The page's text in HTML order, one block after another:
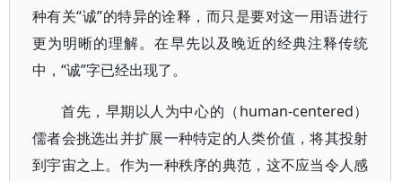
种有关“诚”的特异的诠释，而只是要对这一用语进行
更为明晰的理解。在早先以及晚近的经典注释传统
中，“诚”字已经出现了。
首先，早期以人为中心的（human-centered）
儒者会挑选出并扩展一种特定的人类价值，将其投射
到宇宙之上。作为一种秩序的典范，这不应当令人感